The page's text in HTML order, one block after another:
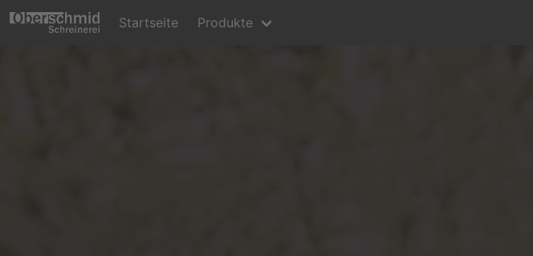
Startseite Produkte